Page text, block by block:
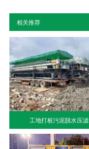
相关推荐
工地打桩污泥脱水压滤